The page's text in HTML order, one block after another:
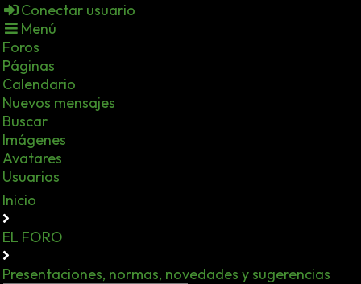
Conectar usuario
Menú
Foros
Páginas
Calendario
Nuevos mensajes
Buscar
Imágenes
Avatares
Usuarios
Inicio
EL FORO
Presentaciones, normas, novedades y sugerencias